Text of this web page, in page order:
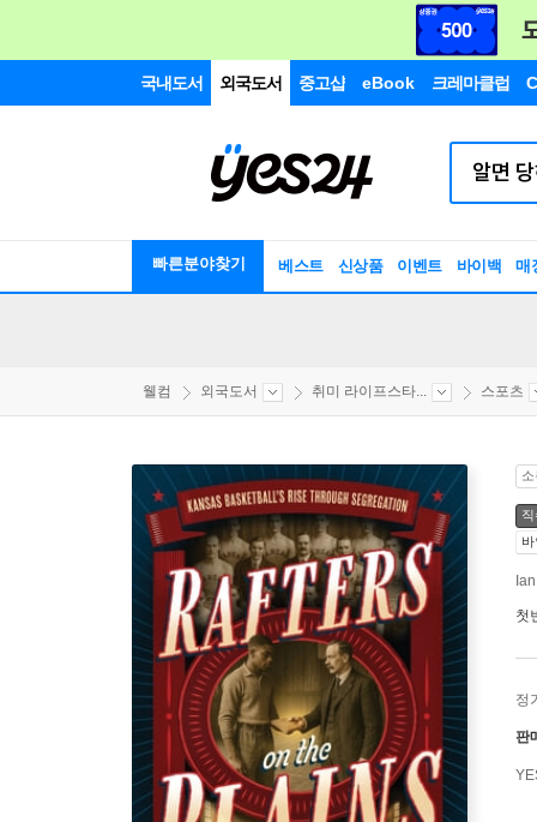
국내도서 외국도서 중고샵 eBook 크레마클럽
빠른분야찾기 베스트 신상품 이벤트 바이백 매
웰컴 외국도서 취미 라이프스타... 스포츠
첫
정
판